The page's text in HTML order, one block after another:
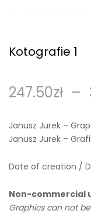
Kotografie 1
247.50zł –
Janusz Jurek –
Janusz Jurek –
Date of creation /
Non-commercial
Graphics can not